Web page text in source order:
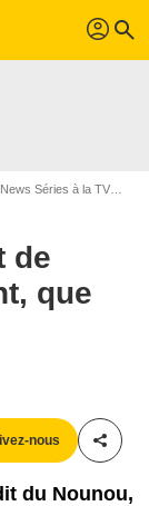
profil search
News Séries à la TV
de
que
nous
du Nounou,